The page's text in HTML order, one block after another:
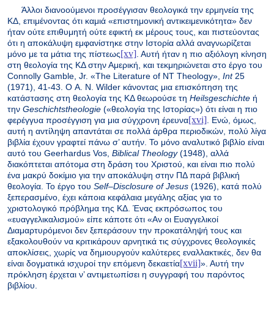
Άλλοι διανοούμενοι προσέγγισαν θεολογικά την ερμηνεία της
ΚΔ, επιμένοντας ότι καμιά «επιστημονική αντικειμενικότητα» δεν
ήταν ούτε επιθυμητή ούτε εφικτή εκ μέρους τους, και πιστεύοντας
ότι η αποκάλυψη εμφανίστηκε στην Ιστορία αλλά αναγνωρίζεται
μόνο με τα μάτια της πίστεως[xv] . Αυτή ήταν η πιο αξιόλογη κίνηση
στη θεολογία της ΚΔ στην Αμερική, και τεκμηριώνεται στο έργο του
Connolly Gamble Jr. «The Literature of NT Theology», Int25
(1971), 41-43. Ο A N Wilder κάνοντας μια επισκόπηση της
κατάστασης στη θεολογία της ΚΔ θεωρούσε τη Heilsgeschichte ή
την Geschichtstheologie («θεολογία της Ιστορίας») ότι είναι η πιο
φερέγγυα προσέγγιση για μια σύγχρονη έρευνα[xvi] . Ενώ, όμως,
αυτή η αντίληψη απαντάται σε πολλά άρθρα περιοδικών, πολύ λίγα
βιβλία έχουν γραφτεί πάνω σ’ αυτήν. Το μόνο αναλυτικό βιβλίο είναι
αυτό του Geerhardus Vos Biblical Theology(1948), αλλά
διακόπτεται απότομα στη δράση του Χριστού, και είναι πιο πολύ
ένα μακρύ δοκίμιο για την αποκάλυψη στην ΠΔ παρά βιβλική
θεολογία. Το έργο του Self–Disclosure of Jesus (1926), κατά πολύ
ξεπερασμένο, έχει κάποια κεφάλαια μεγάλης αξίας για το
χριστολογικό πρόβλημα της ΚΔ. Ένας εκπρόσωπος του
«ευαγγελικαλισμού» είπε κάποτε ότι «Αν οι Ευαγγελικοί
Διαμαρτυρόμενοι δεν ξεπεράσουν την προκατάληψή τους και
εξακολουθούν να κριτικάρουν αρνητικά τις σύγχρονες θεολογικές
αποκλίσεις, χωρίς να δημιουργούν καλύτερες εναλλακτικές, δεν θα
είναι δογματικά ισχυροί την επόμενη δεκαετία[xvii]». Αυτή την
πρόκληση έρχεται ν’ αντιμετωπίσει η συγγραφή του παρόντος
βιβλίου.